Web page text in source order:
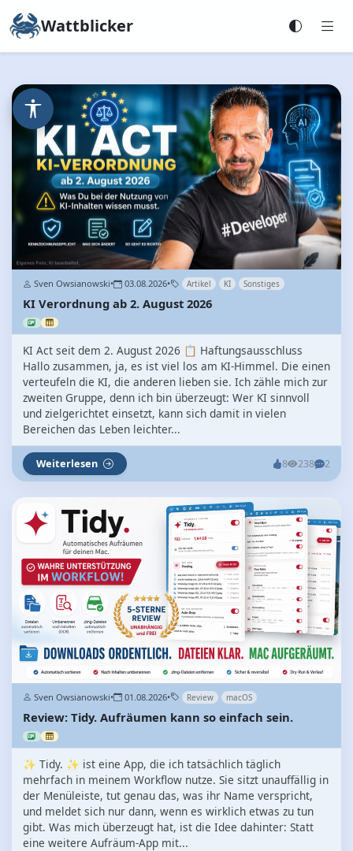
Wattblicker
Sven Owsianowski• 03.08.2026• Artikel KI Sonstiges
KI Verordnung ab 2. August 2026
KI Act seit dem 2. August 2026 📋 Haftungsausschluss
Hallo zusammen, ja, es ist viel los am KI-Himmel. Die einen
verteufeln die KI, die anderen lieben sie. Ich zähle mich zur
zweiten Gruppe, denn ich bin überzeugt: Wer KI sinnvoll
und zielgerichtet einsetzt, kann sich damit in vielen
Bereichen das Leben leichter...
Weiterlesen 8 238 2
Sven Owsianowski• 01.08.2026• Review macOS
Review: Tidy. Aufräumen kann so einfach sein.
✨ Tidy. ✨ ist eine App, die ich tatsächlich täglich
mehrfach in meinem Workflow nutze. Sie sitzt unauffällig in
der Menüleiste, tut genau das, was ihr Name verspricht,
und meldet sich nur dann, wenn es wirklich etwas zu tun
gibt. Was mich überzeugt hat, ist die Idee dahinter: Statt
eine weitere Aufräum-App mit...